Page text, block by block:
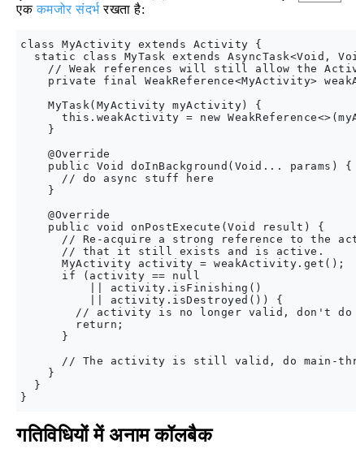
एककमजोर संदर्भरखता है:
class MyActivity extends Activity {
static class MyTask extends AsyncTask<Void,
// Weak references will still allow the
private final WeakReference<MyActivity>
    MyTask(MyActivity myActivity) {
this.weakActivity = new
    }
    @Override
    public Void doInBackground(Void... params) {
      // do async stuff here
    }
    @Override
    public void onPostExecute(Void result) {
// Re-acquire a strong reference to the
      // that it still exists and is active.
      MyActivity activity = weakActivity.get();
      if (activity == null
          || activity.isFinishing()
          || activity.isDestroyed()) {
// activity is no longer valid, don't do
        return;
      }
// The activity is still valid, do main-
    }
  }
गतिविधियों में अनाम कॉलबैक